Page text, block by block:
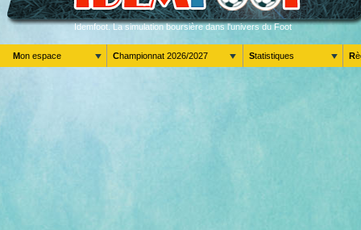
Idemfoot. La simulation boursière dans l'univers du Foot
Mon espace Championnat 2026/2027 Statistiques